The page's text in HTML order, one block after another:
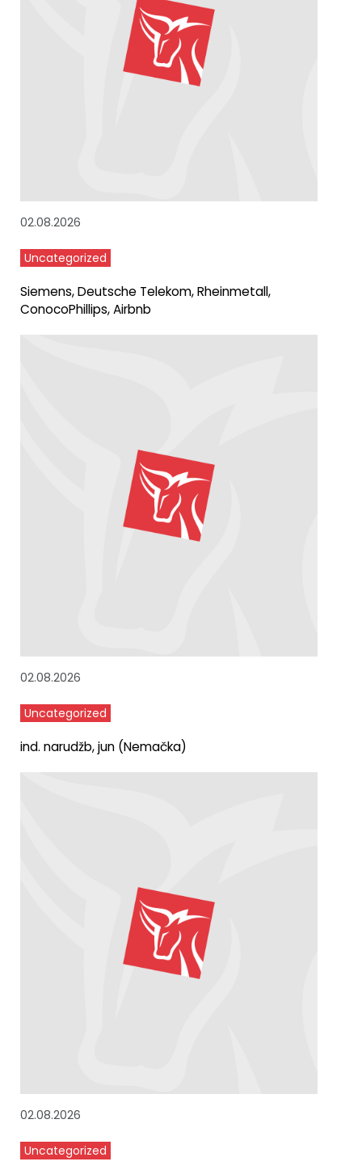
02.08.2026
Uncategorized
Siemens, Deutsche Telekom, Rheinmetall,
ConocoPhillips, Airbnb
02.08.2026
Uncategorized
ind. narudžb, jun (Nemačka)
02.08.2026
Uncategorized